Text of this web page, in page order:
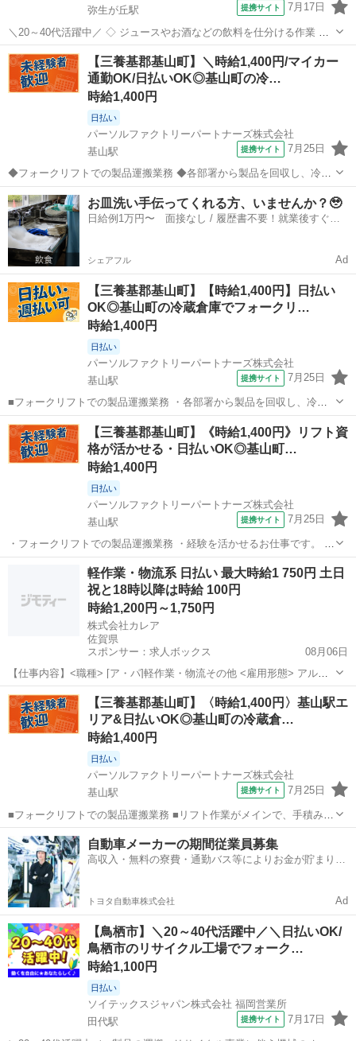
弥生が丘駅
提携サイト 7月17日
＼20～40代活躍中／ ◇ ジュースやお酒などの飲料を仕分ける作業 ◇
●商品のパレット積み ●リーチフォークリフトによる運搬作業 ●指示書
に沿った商品のピッキング ※初めはピッキング?パレットをエレベー
ター前まで運ぶの...
佐賀 三養基郡 弥生が丘駅 ドライバー
【三養基郡基山町】＼時給1,400円/マイカー
通勤OK/日払いOK◎基山町の冷…
時給1,400円
日払い
パーソルファクトリーパートナーズ株式会社
基山駅
提携サイト 7月25日
◆フォークリフトでの製品運搬業務 ◆各部署から製品を回収し、冷蔵
倉庫へ運搬します。 ◆リフト作業がメインで、手積み・手降ろしはほ
ぼありません。 ◆経験を活かせるお仕事です。 ＼フォークリフト経験
者歓迎♪/ ◆格安社販や無料...
佐賀 三養基郡 基山駅 ドライバー
お皿洗い手伝ってくれる方、いませんか？🥹
日給例1万円〜 面接なし / 履歴書不要！就業後すぐに
シェアフル Ad
【三養基郡基山町】【時給1,400円】日払い
OK◎基山町の冷蔵倉庫でフォークリ…
時給1,400円
日払い
パーソルファクトリーパートナーズ株式会社
基山駅
提携サイト 7月25日
■フォークリフトでの製品運搬業務 ・各部署から製品を回収し、冷蔵
倉庫へ運搬します。 ・リフト作業がメインで、手積み・手降ろしはほ
ぼありません。 ・経験を活かせるお仕事です。 ＼フォークリフト経験
者歓迎♪/ ◎製品を回収し、...
佐賀 三養基郡 基山駅 ドライバー
【三養基郡基山町】《時給1,400円》リフト資
格が活かせる・日払いOK◎基山町…
時給1,400円
日払い
パーソルファクトリーパートナーズ株式会社
基山駅
提携サイト 7月25日
・フォークリフトでの製品運搬業務 ・経験を活かせるお仕事です。 ・
各部署から製品を回収し、冷蔵倉庫へ運搬します。 ・リフト作業がメ
インで、手積み・手降ろしはほぼありません。 ＼フォークリフト経験
者歓迎♪/ ・リフト作業がメ...
三養基郡 基山駅 ドライバー
軽作業・物流系 日払い 最大時給1 750円 土日
祝と18時以降は時給 100円
時給1,200円～1,750円
株式会社カレア
佐賀県
スポンサー：求人ボックス
08月06日
【仕事内容】<職種> [ア・パ]軽作業・物流その他 <雇用形態> アルバ
イト・パート <給与> [ア・パ]時給1,200円～1,750円 交通費:一部支給
上限15,000円(1日辺りの上限は500円/日) 公共交通機関ご利用の方...
アルバイト・パート
【三養基郡基山町】〈時給1,400円〉基山駅エ
リア&日払いOK◎基山町の冷蔵倉…
時給1,400円
日払い
パーソルファクトリーパートナーズ株式会社
基山駅
提携サイト 7月25日
■フォークリフトでの製品運搬業務 ■リフト作業がメインで、手積み・
手降ろしはほぼありません。 ■経験を活かせるお仕事です。 ■各部署
から製品を回収し、冷蔵倉庫へ運搬します。 ＼フォークリフト経験者
歓迎♪/ ■製品を回収し、...
佐賀 三養基郡 基山駅 ドライバー
自動車メーカーの期間従業員募集
高収入・無料の寮費・通勤バス等によりお金が貯まりや
トヨタ自動車株式会社 Ad
【鳥栖市】＼20～40代活躍中／＼日払いOK/
鳥栖市のリサイクル工場でフォーク…
時給1,100円
日払い
ソイテックスジャパン株式会社 福岡営業所
田代駅
提携サイト 7月17日